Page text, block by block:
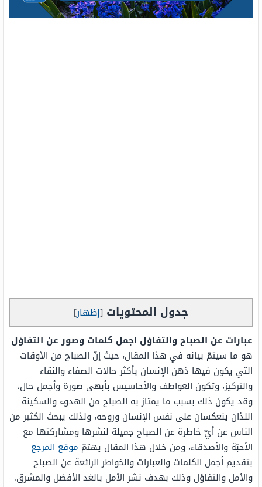
جدول المحتويات [إظهار]
عبارات عن الصباح والتفاؤل اجمل كلمات وصور عن التفاؤل
هو ما سيتمّ بيانه في هذا المقال، حيث إنّ الصباح من الأوقات
التي يكون فيها ذهن الإنسان بأكثر حالات الصفاء والنقاء
والتركيز، وتكون العواطف والأحاسيس بأبهى صورة وأجمل حال،
وقد يكون ذلك بسبب ما يمتاز به الصباح من الهدوء والسكينة
اللذان ينعكسان على نفس الإنسان وروحه، ولذلك يبحث الكثير من
الناس عن أيّ خاطرة عن الصباح جميلة لنشرها ومشاركتها مع
الأحبّة والأصدقاء، ومن خلال هذا المقال يهتمّ موقع المرجع
بتقديم أجمل الكلمات والعبارات والخواطر الرائعة عن الصباح
والأمل والتفاؤل وذلك بهدف نشر الأمل بالغد الأفضل والمشرق.